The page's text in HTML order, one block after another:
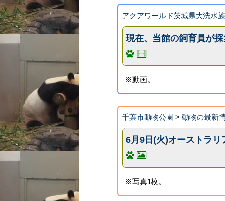
アクアワールド茨城県大洗水
現在、当館の飼育員が
※動画。
千葉市動物公園 >動物の最新
6月9日(火)オーストラリ
※写真1枚。